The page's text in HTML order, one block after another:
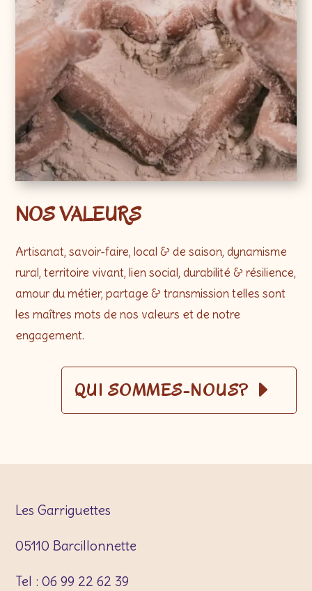
NOS VALEURS
Artisanat, savoir-faire, local & de saison, dynamisme
rural, territoire vivant, lien social, durabilité & résilience,
amour du métier, partage & transmission telles sont
les maîtres mots de nos valeurs et de notre
engagement.
QUI SOMMES-NOUS?
Les Garriguettes
05110 Barcillonnette
Tel : 06 99 22 62 39